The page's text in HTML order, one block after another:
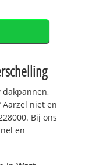
dakpannen,
niet en
Bij ons
en